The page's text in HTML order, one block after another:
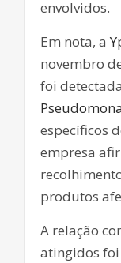
envolvidos.
Em nota, a
novembro
foi
específicos
empresa
produtos
A relação
atingidos